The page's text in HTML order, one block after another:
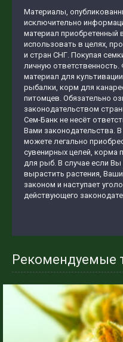
Материалы,
исключительно
материал приобретенный
использовать в целях,
и стран СНГ. Покупая
личную
материал для
рыбалки, корм для
питомцев. Обязательно
законодательством
Сем-Банк не несёт
Вами законодательства.
можете легально
сувенирных целей, корма
для рыб. В случае если
вырастить растения,
законом и наступает
действующего
Рекомендуемые